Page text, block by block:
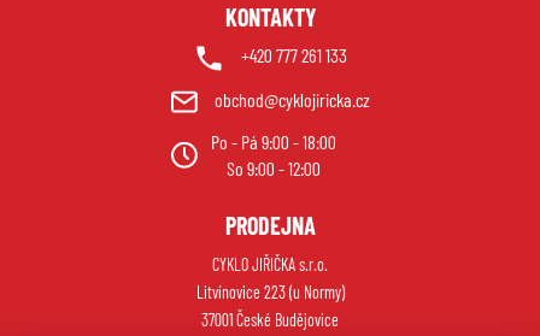
KONTAKTY
+420 777 261 133
obchod@cyklojiricka.cz
Po - Pá 9:00 - 18:00
So 9:00 - 12:00
PRODEJNA
CYKLO JIŘIČKA s.r.o.
Litvínovice 223 (u Normy)
37001 České Budějovice